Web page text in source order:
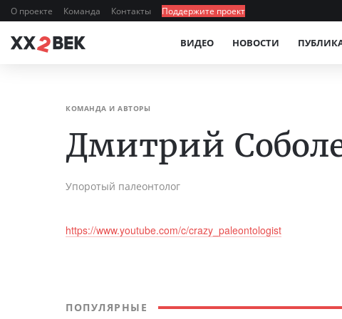
О проекте Команда Контакты Поддержите проект
ВИДЕО НОВОСТИ
КОМАНДА И АВТОРЫ
Дмитрий
Упоротый палеонтолог
https://www.youtube.com/c/crazy_paleontologist
ПОПУЛЯРНЫЕ